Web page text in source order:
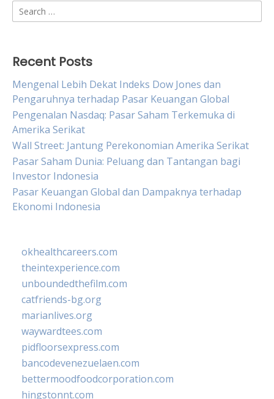
Search
for:
Recent Posts
Mengenal Lebih Dekat Indeks Dow Jones dan
Pengaruhnya terhadap Pasar Keuangan Global
Pengenalan Nasdaq: Pasar Saham Terkemuka di
Amerika Serikat
Wall Street: Jantung Perekonomian Amerika Serikat
Pasar Saham Dunia: Peluang dan Tantangan bagi
Investor Indonesia
Pasar Keuangan Global dan Dampaknya terhadap
Ekonomi Indonesia
okhealthcareers.com
theintexperience.com
unboundedthefilm.com
catfriends-bg.org
marianlives.org
waywardtees.com
pidfloorsexpress.com
bancodevenezuelaen.com
bettermoodfoodcorporation.com
hingstonnt.com